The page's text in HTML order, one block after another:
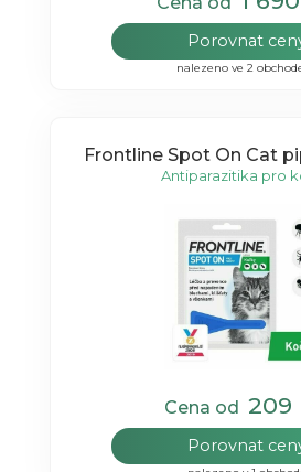
Porovnat
nalezeno ve 2
Frontline Spot On Cat
Antiparazitika pro
Cena od209
Porovnat